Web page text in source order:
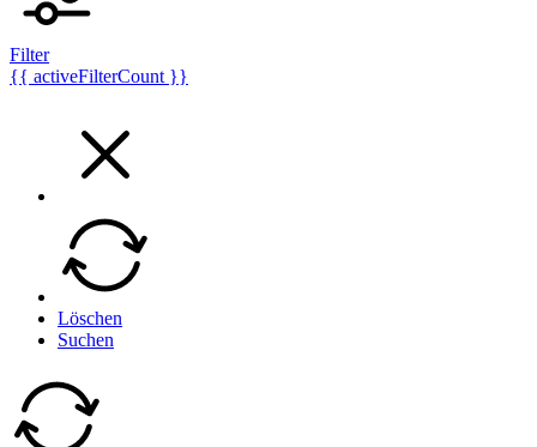
Filter
{{ activeFilterCount }}
Löschen
Suchen